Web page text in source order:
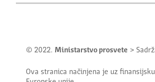
© 2022. Ministarstvo prosvete >
Ova stranica načinjena je uz